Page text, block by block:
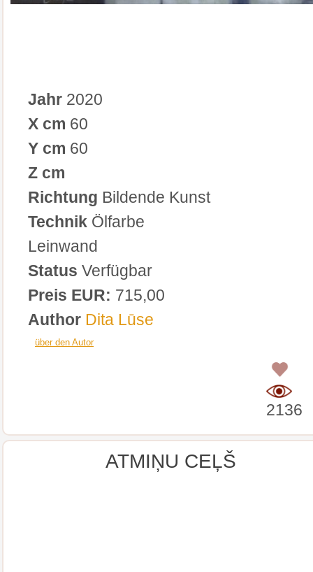
Jahr 2020
X cm 60
Y cm 60
Z cm
Richtung Bildende Kunst
Technik Ölfarbe
Leinwand
Status Verfügbar
Preis EUR: 715,00
Author Dita Lūse
über den Autor
2136
ATMIŅU CEĻŠ